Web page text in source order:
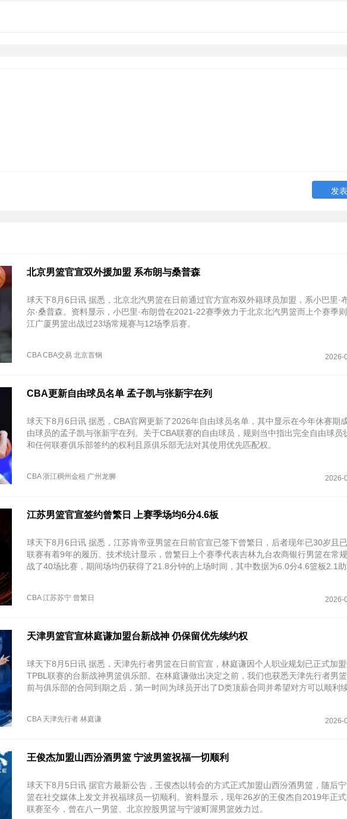
北京男篮官宣双外援加盟 系布朗与桑普森
球天下8月6日讯 据悉，北京北汽男篮在日前通过官方宣布双外籍球员加盟，系小巴里·
尔·桑普森。资料显示，小巴里·布朗曾在2021-22赛季效力于北京北汽男篮而上个赛季
江广厦男篮出战过23场常规赛与12场季后赛。
CBA CBA交易 北京首钢 2026-
CBA更新自由球员名单 孟子凯与张新宇在列
球天下8月6日讯 据悉，CBA官网更新了2026年自由球员名单，其中显示在今年休赛期
由球员的孟子凯与张新宇在列。关于CBA联赛的自由球员，规则当中指出完全自由球员
和任何联赛俱乐部签约的权利且原俱乐部无法对其使用优先匹配权。
CBA 浙江稠州金租 广州龙狮 2026-
江苏男篮官宣签约曾繁日 上赛季场均6分4.6板
球天下8月6日讯 据悉，江苏肯帝亚男篮在日前官宣已签下曾繁日，后者现年已30岁且
联赛有着9年的履历。技术统计显示，曾繁日上个赛季代表吉林九台农商银行男篮在常
战了40场比赛，期间场均仍获得了21.8分钟的上场时间，其中数据为6.0分4.6篮板2.1
CBA 江苏苏宁 曾繁日 2026-
天津男篮官宣林庭谦加盟台新战神 仍保留优先续约权
球天下8月5日讯 据悉，天津先行者男篮在日前官宣，林庭谦因个人职业规划已正式加
TPBL联赛的台新战神男篮俱乐部。在林庭谦做出决定之前，我们也获悉天津先行者男
前与俱乐部的合同到期之后，第一时间为球员开出了D类顶薪合同并希望对方可以顺利
CBA 天津先行者 林庭谦 2026-
王俊杰加盟山西汾酒男篮 宁波男篮祝福一切顺利
球天下8月5日讯 据官方最新公告，王俊杰以转会的方式正式加盟山西汾酒男篮，随后
篮在社交媒体上发文并祝福球员一切顺利。资料显示，现年26岁的王俊杰自2019年正
联赛至今，曾在八一男篮、北京控股男篮与宁波町渥男篮效力过。